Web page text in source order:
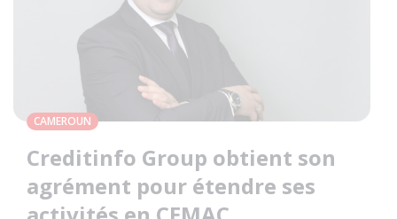
CAMEROUN
Creditinfo Group obtient son
agrément pour étendre ses